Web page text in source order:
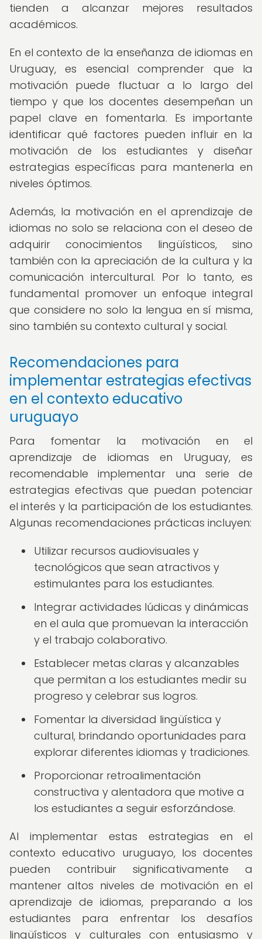
tienden a alcanzar mejores resultados
académicos.
En el contexto de la enseñanza de idiomas en
Uruguay, es esencial comprender que la
motivación puede fluctuar a lo largo del
tiempo y que los docentes desempeñan un
papel clave en fomentarla. Es importante
identificar qué factores pueden influir en la
motivación de los estudiantes y diseñar
estrategias específicas para mantenerla en
niveles óptimos.
Además, la motivación en el aprendizaje de
idiomas no solo se relaciona con el deseo de
adquirir conocimientos lingüísticos, sino
también con la apreciación de la cultura y la
comunicación intercultural. Por lo tanto, es
fundamental promover un enfoque integral
que considere no solo la lengua en sí misma,
sino también su contexto cultural y social.
Recomendaciones para
implementar estrategias efectivas
en el contexto educativo
uruguayo
Para fomentar la motivación en el
aprendizaje de idiomas en Uruguay, es
recomendable implementar una serie de
estrategias efectivas que puedan potenciar
el interés y la participación de los estudiantes.
Algunas recomendaciones prácticas incluyen:
Utilizar recursos audiovisuales y
tecnológicos que sean atractivos y
estimulantes para los estudiantes.
Integrar actividades lúdicas y dinámicas
en el aula que promuevan la interacción
y el trabajo colaborativo.
Establecer metas claras y alcanzables
que permitan a los estudiantes medir su
progreso y celebrar sus logros.
Fomentar la diversidad lingüística y
cultural, brindando oportunidades para
explorar diferentes idiomas y tradiciones.
Proporcionar retroalimentación
constructiva y alentadora que motive a
los estudiantes a seguir esforzándose.
Al implementar estas estrategias en el
contexto educativo uruguayo, los docentes
pueden contribuir significativamente a
mantener altos niveles de motivación en el
aprendizaje de idiomas, preparando a los
estudiantes para enfrentar los desafíos
lingüísticos y culturales con entusiasmo y